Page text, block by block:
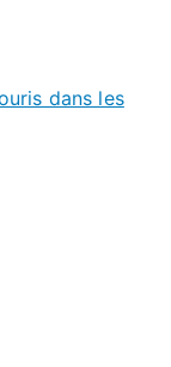
dans les